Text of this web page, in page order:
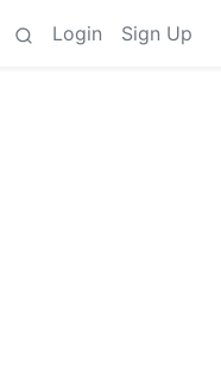
Login Sign Up